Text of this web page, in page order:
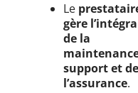
Le
gère
de la
support et de
l’assurance.